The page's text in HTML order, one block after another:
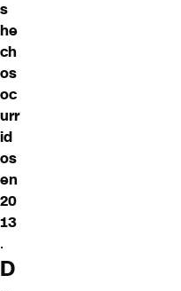
s
he
ch
os
oc
urr
id
os
en
20
13
.
D